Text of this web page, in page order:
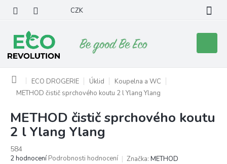
obsah
CZK
košík
Domů ECO DROGERIE Úklid
Koupelna a WC
METHOD čistič sprchového koutu 2 l Ylang Ylang
METHOD čistič sprchového koutu
2 l Ylang Ylang
584
Průměrné
2 hodnocení Podrobnosti hodnocení Značka: METHOD